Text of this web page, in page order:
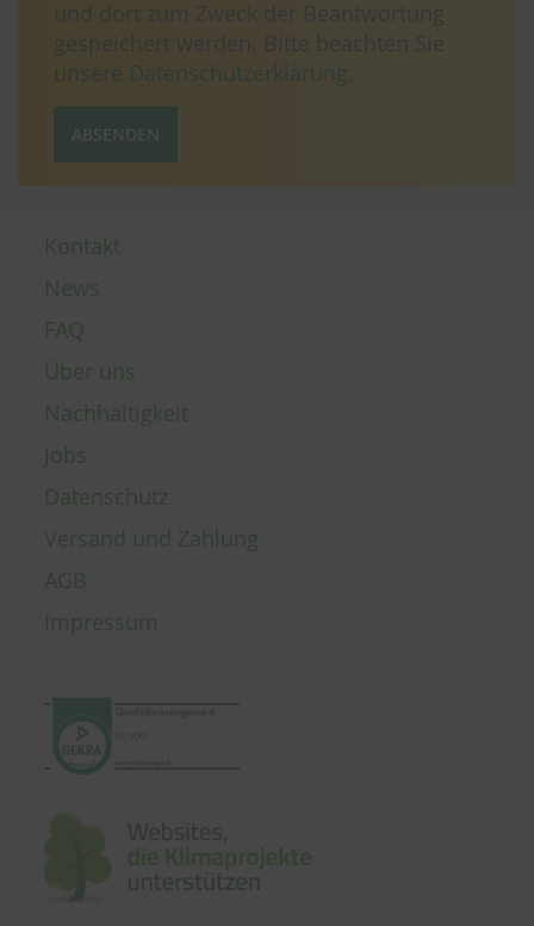
Datenschutzerklärung
ABSENDEN
Kontakt
News
FAQ
Über uns
Nachhaltigkeit
Jobs
Datenschutz
Versand und Zahlung
AGB
Impressum